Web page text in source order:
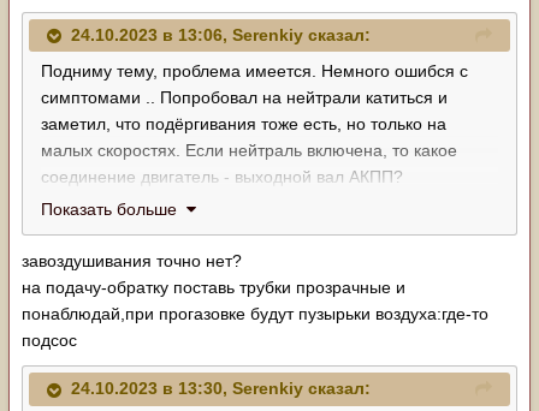
24.10.2023 в 13:06, Serenkiy сказал:
Подниму тему, проблема имеется. Немного ошибся с
симптомами .. Попробовал на нейтрали катиться и
заметил, что подёргивания тоже есть, но только на
малых скоростях. Если нейтраль включена, то какое
соединение двигатель - выходной вал АКПП?
Гидротрансформатор то работает.
Показать больше
завоздушивания точно нет?
на подачу-обратку поставь трубки прозрачные и
понаблюдай,при прогазовке будут пузырьки воздуха:где-то
подсос
24.10.2023 в 13:30, Serenkiy сказал: